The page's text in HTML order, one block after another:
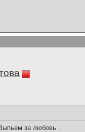
за любовь .